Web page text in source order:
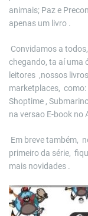
animais; Paz e
apenas um livro .
Convidamos a
chegando, ta aí uma
leitores ,nossos
marketplaces, como:
Shoptime ,
na versao E-book no
Em breve também,
primeiro da série,
mais novidades .